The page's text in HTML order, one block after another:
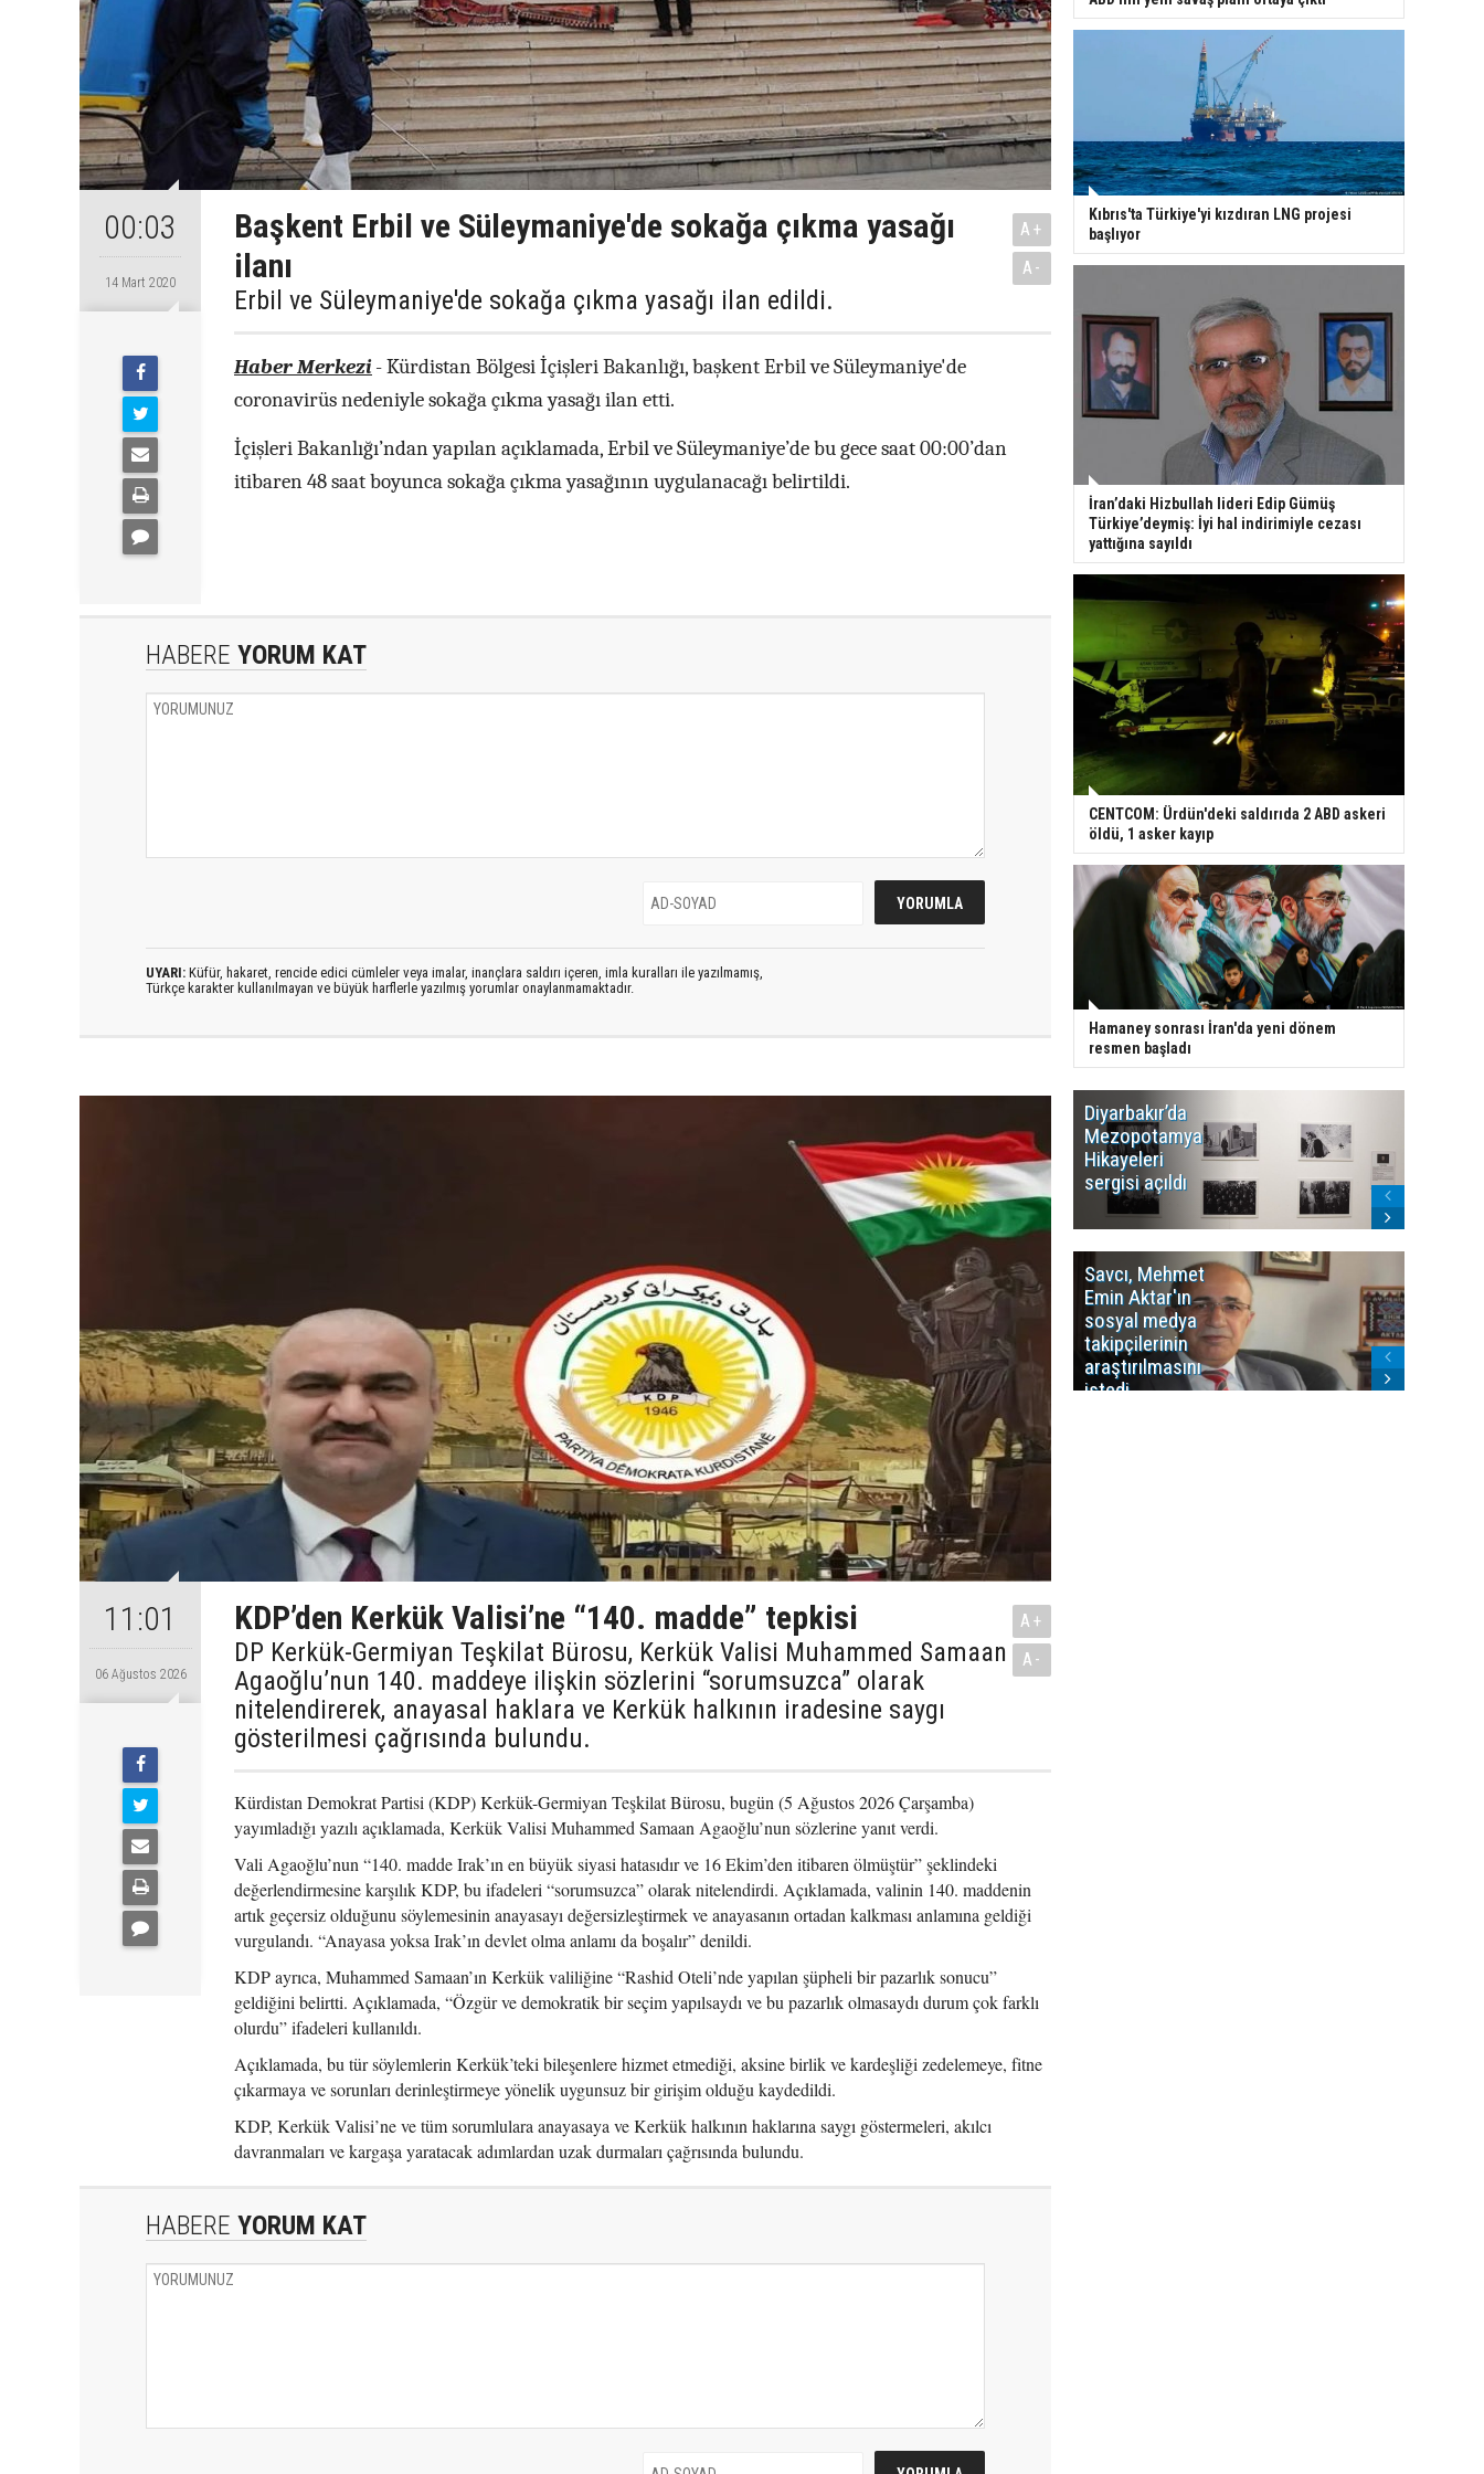
00:03
14 Mart 2020
Başkent Erbil ve Süleymaniye'de sokağa çıkma yasağı
ilanı
Erbil ve Süleymaniye'de sokağa çıkma yasağı ilan edildi.
A+
A-
Haber Merkezi- Kürdistan Bölgesi İçişleri Bakanlığı, başkent Erbil ve Süleymaniye'de
coronavirüs nedeniyle sokağa çıkma yasağı ilan etti.
İçişleri Bakanlığı’ndan yapılan açıklamada, Erbil ve Süleymaniye’de bu gece saat 00:00’dan
itibaren 48 saat boyunca sokağa çıkma yasağının uygulanacağı belirtildi.
HABERE YORUM KAT
UYARI: Küfür, hakaret, rencide edici cümleler veya imalar, inançlara saldırı içeren, imla kuralları ile yazılmamış,
Türkçe karakter kullanılmayan ve büyük harflerle yazılmış yorumlar onaylanmamaktadır.
11:01
06 Ağustos 2026
KDP’den Kerkük Valisi’ne “140. madde” tepkisi
DP Kerkük-Germiyan Teşkilat Bürosu, Kerkük Valisi Muhammed Samaan
Agaoğlu’nun 140. maddeye ilişkin sözlerini “sorumsuzca” olarak
nitelendirerek, anayasal haklara ve Kerkük halkının iradesine saygı
gösterilmesi çağrısında bulundu.
A+
A-
Kürdistan Demokrat Partisi (KDP) Kerkük-Germiyan Teşkilat Bürosu, bugün (5 Ağustos 2026 Çarşamba)
yayımladığı yazılı açıklamada, Kerkük Valisi Muhammed Samaan Agaoğlu’nun sözlerine yanıt verdi.
Vali Agaoğlu’nun “140. madde Irak’ın en büyük siyasi hatasıdır ve 16 Ekim’den itibaren ölmüştür” şeklindeki
değerlendirmesine karşılık KDP, bu ifadeleri “sorumsuzca” olarak nitelendirdi. Açıklamada, valinin 140. maddenin
artık geçersiz olduğunu söylemesinin anayasayı değersizleştirmek ve anayasanın ortadan kalkması anlamına geldiği
vurgulandı. “Anayasa yoksa Irak’ın devlet olma anlamı da boşalır” denildi.
KDP ayrıca, Muhammed Samaan’ın Kerkük valiliğine “Rashid Oteli’nde yapılan şüpheli bir pazarlık sonucu”
geldiğini belirtti. Açıklamada, “Özgür ve demokratik bir seçim yapılsaydı ve bu pazarlık olmasaydı durum çok farklı
olurdu” ifadeleri kullanıldı.
Açıklamada, bu tür söylemlerin Kerkük’teki bileşenlere hizmet etmediği, aksine birlik ve kardeşliği zedelemeye, fitne
çıkarmaya ve sorunları derinleştirmeye yönelik uygunsuz bir girişim olduğu kaydedildi.
KDP, Kerkük Valisi’ne ve tüm sorumlulara anayasaya ve Kerkük halkının haklarına saygı göstermeleri, akılcı
davranmaları ve kargaşa yaratacak adımlardan uzak durmaları çağrısında bulundu.
HABERE YORUM KAT
Kıbrıs'ta Türkiye'yi kızdıran LNG projesi
başlıyor
İran’daki Hizbullah lideri Edip Gümüş
Türkiye’deymiş: İyi hal indirimiyle cezası
yattığına sayıldı
CENTCOM: Ürdün'deki saldırıda 2 ABD askeri
öldü, 1 asker kayıp
Hamaney sonrası İran'da yeni dönem
resmen başladı
Diyarbakır’da
Mezopotamya
Hikayeleri
sergisi açıldı
Savcı, Mehmet
Emin Aktar'ın
sosyal medya
takipçilerinin
araştırılmasını
istedi